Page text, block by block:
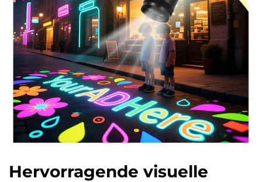
Hervorragende visuelle